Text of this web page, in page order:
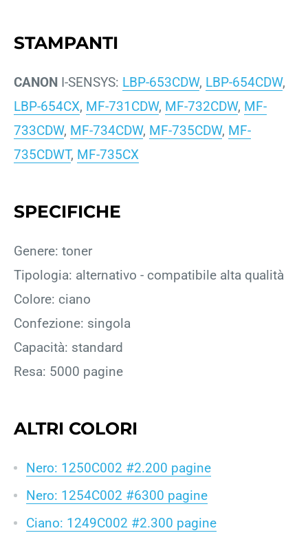
STAMPANTI
CANON I-SENSYS: LBP-653CDW, LBP-654CDW,
LBP-654CX, MF-731CDW, MF-732CDW, MF-
733CDW, MF-734CDW, MF-735CDW, MF-
735CDWT, MF-735CX
SPECIFICHE
Genere: toner
Tipologia: alternativo - compatibile alta qualità
Colore: ciano
Confezione: singola
Capacità: standard
Resa: 5000 pagine
ALTRI COLORI
Nero: 1250C002 #2.200 pagine
Nero: 1254C002 #6300 pagine
Ciano: 1249C002 #2.300 pagine